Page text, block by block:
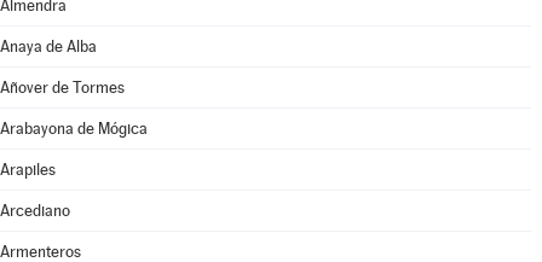
Almendra
Anaya de Alba
Añover de Tormes
Arabayona de Mógica
Arapiles
Arcediano
Armenteros